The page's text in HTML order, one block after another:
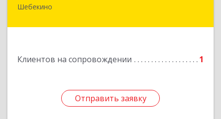
Шебекино
Клиентов на сопровождении 1
Отправить заявку
Отправить заявку